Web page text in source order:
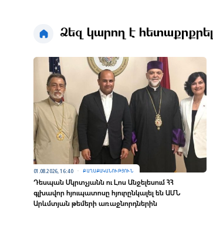
Ձեզ կարող է հետաքրքրել
01.08.2026, 16:40 ՔԱՂԱՔԱԿԱՆՈՒԹՅՈՒՆ
Դեսպան Մկրտչյանն ու Լոս Անջելեսում ՀՀ
գլխավոր հյուպատոսը հյուրընկալել են ԱՄՆ
Արևմտյան թեմերի առաջնորդներին